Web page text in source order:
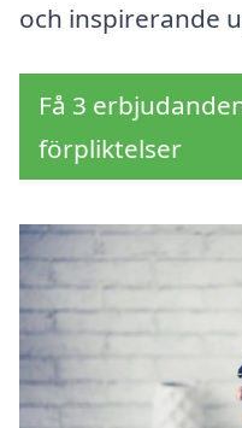
och inspirerande
Få 3
förpliktelser